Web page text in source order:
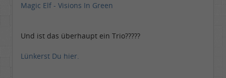
Magic Elf - Visions In Green
Und ist das überhaupt ein Trio?????
Lünkerst Du hier.